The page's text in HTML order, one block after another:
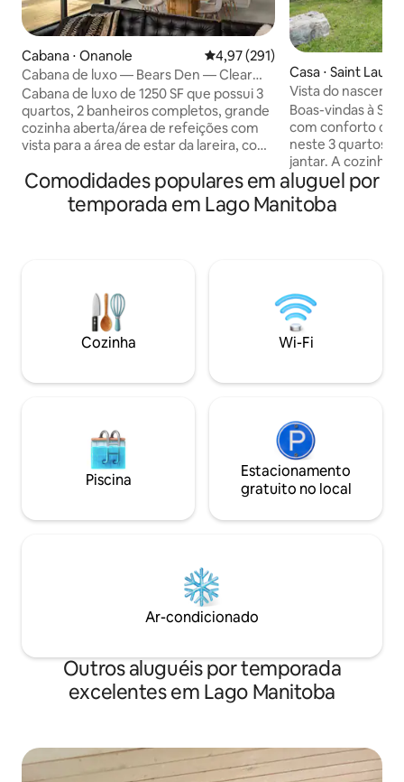
Cabana ⋅ Onanole 4,97 de uma avaliação média de
4,97 (291)
Cabana de luxo — Bears Den — Clear
Lake MB (banheira de hidromassagem)
Cabana de luxo de 1250 SF que possui 3
quartos, 2 banheiros completos, grande
cozinha aberta/área de refeições com
vista para a área de estar da lareira, com
portas do pátio. Construída em 2020,
esta casa tem todos os extras, incluindo
ar-condicionado, troca de ar,
Parque Nacional Riding Mountain, este
lugar é perfeito para uma viagem de fim
de semana. Licença de curta duração Nº:
# LSR-06-2024
Casa ⋅ Saint
Vista do nascer
Boas-vindas à
com conforto
neste 3 quartos
jantar. A cozinha
tem uma grande
acomoda 4
sala de estar com Smart
da estrada da
Twin Beach, com
natação e pôr do
Agora com ar-
Comodidades populares em aluguel por
temporada em Lago Manitoba
Cozinha Wi-Fi
Piscina
Estacionamento
gratuito no local
Ar-condicionado
Outros aluguéis por temporada
excelentes em Lago Manitoba